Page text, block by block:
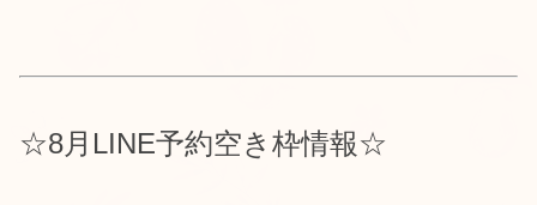
☆8月LINE予約空き枠情報☆